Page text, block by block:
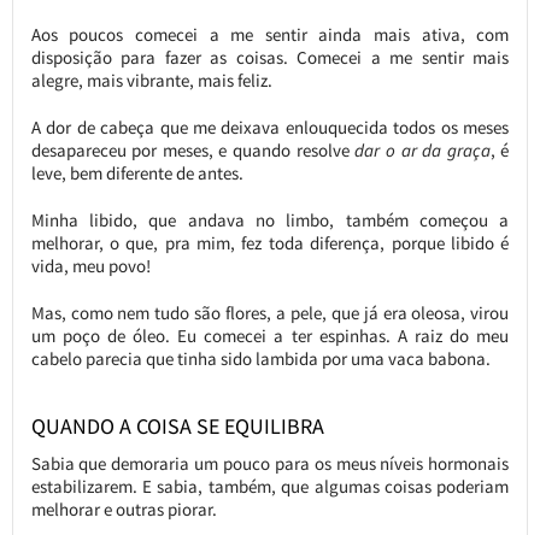
Aos poucos comecei a me sentir ainda mais ativa, com
disposição para fazer as coisas. Comecei a me sentir mais
alegre, mais vibrante, mais feliz.
A dor de cabeça que me deixava enlouquecida todos os meses
desapareceu por meses, e quando resolvedar o ar da graça, é
leve, bem diferente de antes.
Minha libido, que andava no limbo, também começou a
melhorar, o que, pra mim, fez toda diferença, porque libido é
vida, meu povo!
Mas, como nem tudo são flores, a pele, que já era oleosa, virou
um poço de óleo. Eu comecei a ter espinhas. A raiz do meu
cabelo parecia que tinha sido lambida por uma vaca babona.
QUANDO A COISA SE EQUILIBRA
Sabia que demoraria um pouco para os meus níveis hormonais
estabilizarem. E sabia, também, que algumas coisas poderiam
melhorar e outras piorar.